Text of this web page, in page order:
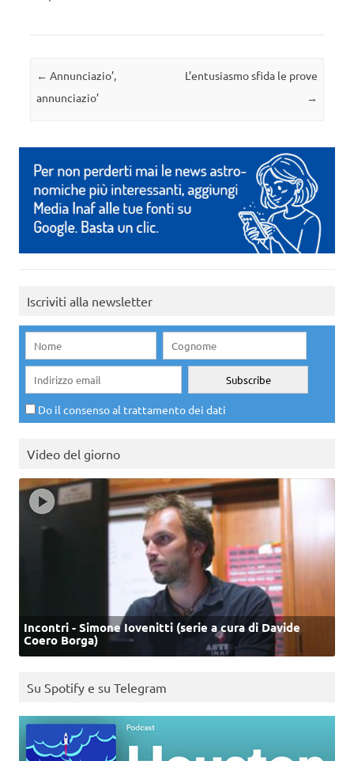
Navigazione articolo
← Annunciazio’,
annunciazio’
L’entusiasmo sfida le prove
→
Iscriviti alla newsletter
Do il consenso al trattamento dei dati
Video del giorno
Incontri - Simone Iovenitti (serie a cura di Davide
Coero Borga)
Su Spotify e su Telegram